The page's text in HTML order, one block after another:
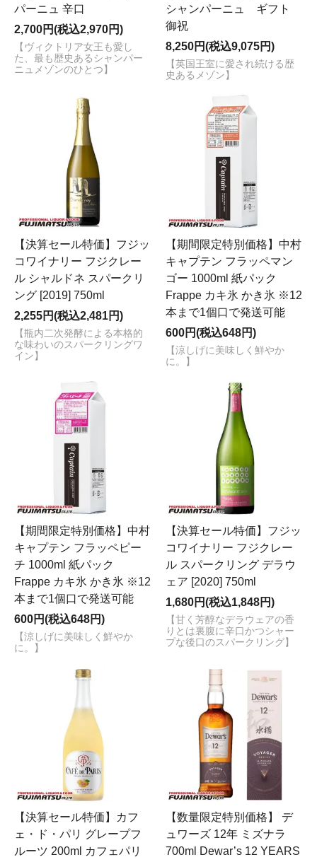
パーニュ 辛口
2,700円(税込2,970円)
【ヴィクトリア女王も愛し
た、最も歴史あるシャンパー
ニュメゾンのひとつ】
シャンパーニュ ギフト
御祝
8,250円(税込9,075円)
【英国王室に愛され続ける歴
史あるメゾン】
【決算セール特価】フジッ
コワイナリー フジクレー
ル シャルドネ スパークリ
ング [2019] 750ml
2,255円(税込2,481円)
【瓶内二次発酵による本格的
な味わいのスパークリングワ
イン】
【期間限定特別価格】中村
キャプテン フラッペマン
ゴー 1000ml 紙パック
Frappe カキ氷 かき氷 ※12
本まで1個口で発送可能
600円(税込648円)
【涼しげに美味しく鮮やか
に。】
【期間限定特別価格】中村
キャプテン フラッペピー
チ 1000ml 紙パック
Frappe カキ氷 かき氷 ※12
本まで1個口で発送可能
600円(税込648円)
【涼しげに美味しく鮮やか
に。】
【決算セール特価】フジッ
コワイナリー フジクレー
ル スパークリング デラウ
ェア [2020] 750ml
1,680円(税込1,848円)
【甘く芳醇なデラウェアの香
りとは裏腹に辛口かつシャー
プな後口のスパークリング】
【決算セール特価】カフ
ェ・ド・パリ グレープフ
ルーツ 200ml カフェパリ
【数量限定特別価格】 デ
ュワーズ 12年 ミズナラ
700ml Dewar’s 12 YEARS